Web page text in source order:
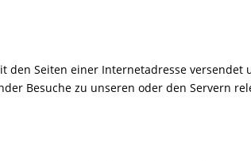
den Seiten einer Internetadresse
Besuche zu unseren oder den Servern